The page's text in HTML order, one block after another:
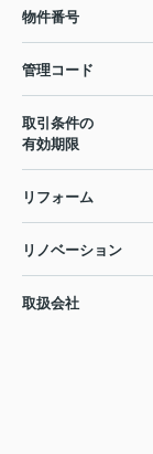
物件番号
管理コード
取引条件の
有効期限
リフォーム
リノベーション
取扱会社